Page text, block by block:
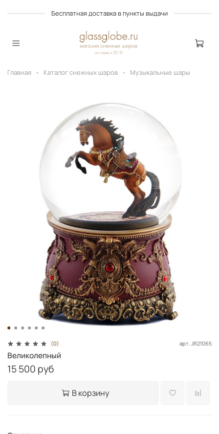
Бесплатная доставка в пункты выдачи
Главная Каталог снежных шаров Музыкальные шары
(0) арт. JR21065
Великолепный
15 500 руб
В корзину